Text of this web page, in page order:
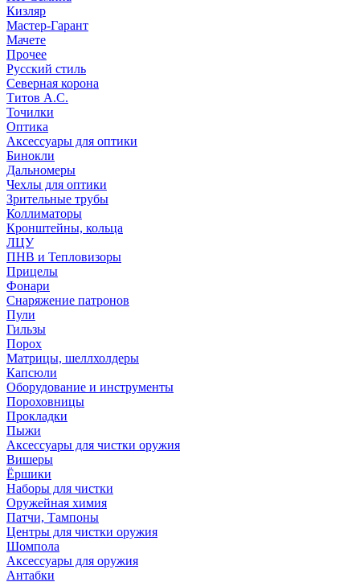
Кизляр
Мастер-Гарант
Мачете
Прочее
Русский стиль
Северная корона
Титов А.С.
Точилки
Оптика
Аксессуары для оптики
Бинокли
Дальномеры
Чехлы для оптики
Зрительные трубы
Коллиматоры
Кронштейны, кольца
ЛЦУ
ПНВ и Тепловизоры
Прицелы
Фонари
Снаряжение патронов
Пули
Гильзы
Порох
Матрицы, шеллхолдеры
Капсюли
Оборудование и инструменты
Пороховницы
Прокладки
Пыжи
Аксессуары для чистки оружия
Вишеры
Ёршики
Наборы для чистки
Оружейная химия
Патчи, Тампоны
Центры для чистки оружия
Шомпола
Аксессуары для оружия
Антабки